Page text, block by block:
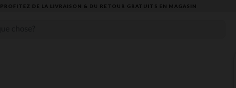
PROFITEZ DE LA LIVRAISON & DU RETOUR GRATUITS EN MAGASIN​